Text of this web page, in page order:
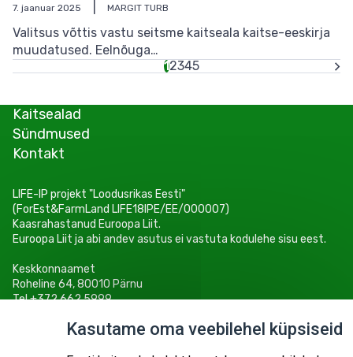
7. jaanuar 2025 MARGIT TURB
Valitsus võttis vastu seitsme kaitseala kaitse-eeskirja
muudatused. Eelnõuga…
Eesolev
leht
1Lehekülg
2Lehekülg
3Lehekülg
4Lehekülg
5
Kaitsealad
Sündmused
Kontakt
LIFE-IP projekt "Loodusrikas Eesti"
(ForEst&FarmLand LIFE18IPE/EE/000007)
Kaasrahastanud Euroopa Liit.
Euroopa Liit ja abi andev asutus ei vastuta kodulehe sisu eest.
Keskkonnaamet
Roheline 64, 80010 Pärnu
Tel +372 662 5999
Kasutame oma veebilehel küpsiseid